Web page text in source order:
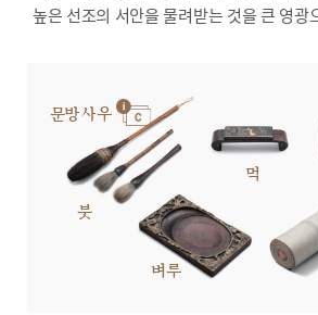
높은 선조의 서안을 물려받는 것을 큰 영광
문방사우
붓
먹
벼루